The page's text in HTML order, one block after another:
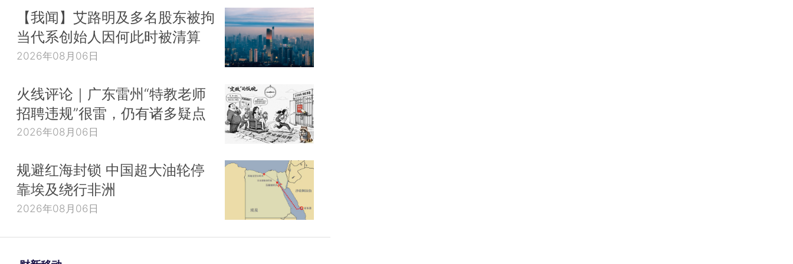
【我闻】艾路明及多名股东被拘
当代系创始人因何此时被清算
2026年08月06日
火线评论｜广东雷州“特教老师
招聘违规”很雷，仍有诸多疑点
2026年08月06日
规避红海封锁 中国超大油轮停
靠埃及绕行非洲
2026年08月06日